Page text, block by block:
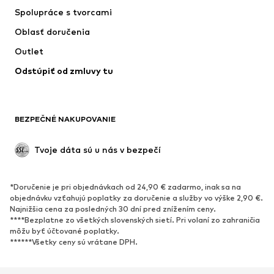
Spolupráce s tvorcami
Oblasť doručenia
Outlet
Odstúpiť od zmluvy tu
BEZPEČNÉ NAKUPOVANIE
Tvoje dáta sú u nás v bezpečí
*Doručenie je pri objednávkach od 24,90 € zadarmo, inak sa na
objednávku vzťahujú poplatky za doručenie a služby vo výške 2,90 €.
Najnižšia cena za posledných 30 dní pred znížením ceny.
****Bezplatne zo všetkých slovenských sietí. Pri volaní zo zahraničia
môžu byť účtované poplatky.
******Všetky ceny sú vrátane DPH.